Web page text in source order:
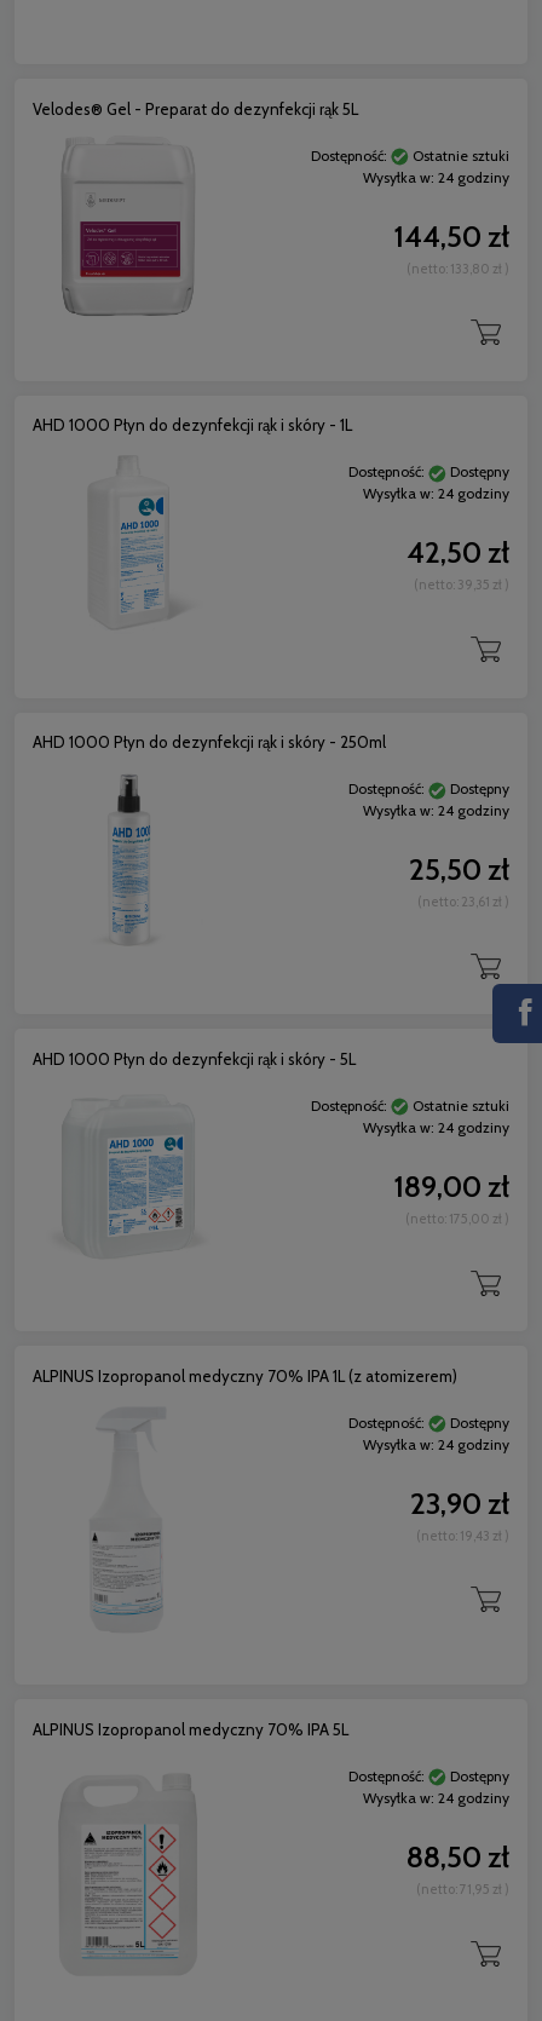
Velodes® Gel - Preparat do dezynfekcji rąk 5L
Dostępność:
Ostatnie sztuki
Wysyłka w: 24 godziny
144,50 zł
(netto: 133,80 zł )
AHD 1000 Płyn do dezynfekcji rąk i skóry - 1L
Dostępność:
Dostępny
Wysyłka w: 24 godziny
42,50 zł
(netto: 39,35 zł )
AHD 1000 Płyn do dezynfekcji rąk i skóry - 250ml
Dostępność:
Dostępny
Wysyłka w: 24 godziny
25,50 zł
(netto: 23,61 zł )
AHD 1000 Płyn do dezynfekcji rąk i skóry - 5L
Dostępność:
Ostatnie sztuki
Wysyłka w: 24 godziny
189,00 zł
(netto: 175,00 zł )
ALPINUS Izopropanol medyczny 70% IPA 1L (z atomizerem)
Dostępność:
Dostępny
Wysyłka w: 24 godziny
23,90 zł
(netto: 19,43 zł )
ALPINUS Izopropanol medyczny 70% IPA 5L
Dostępność:
Dostępny
Wysyłka w: 24 godziny
88,50 zł
(netto:71,95 zł )